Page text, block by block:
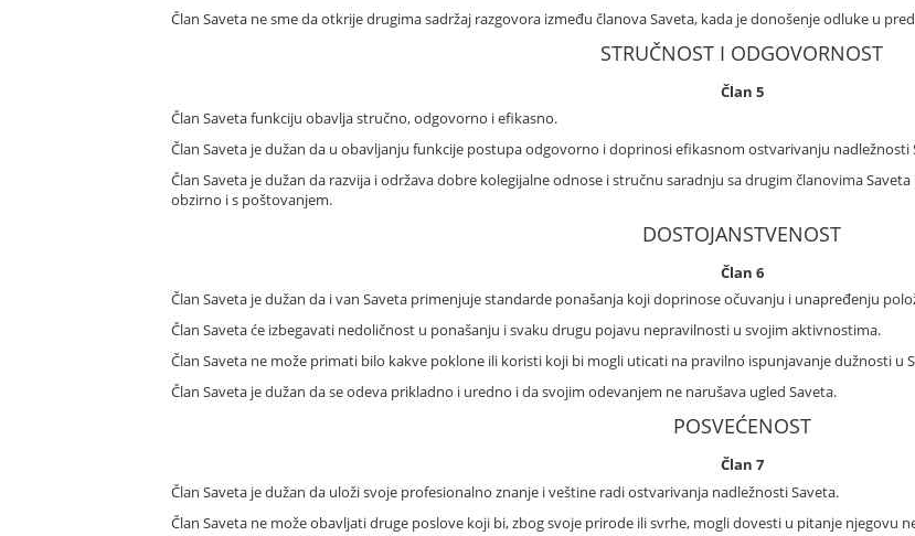
Član Saveta ne sme da otkrije drugima sadržaj razgovora između članova Saveta, kada je donošenje odluke u
STRUČNOST I ODGOVORNOST
Član 5
Član Saveta funkciju obavlja stručno, odgovorno i efikasno.
Član Saveta je dužan da u obavljanju funkcije postupa odgovorno i doprinosi efikasnom ostvarivanju nadležnosti
Član Saveta je dužan da razvija i održava dobre kolegijalne odnose i stručnu saradnju sa drugim članovima
obzirno i s poštovanjem.
DOSTOJANSTVENOST
Član 6
Član Saveta je dužan da i van Saveta primenjuje standarde ponašanja koji doprinose očuvanju i unapređenju
Član Saveta će izbegavati nedoličnost u ponašanju i svaku drugu pojavu nepravilnosti u svojim aktivnostima.
Član Saveta ne može primati bilo kakve poklone ili koristi koji bi mogli uticati na pravilno ispunjavanje dužnosti u
Član Saveta je dužan da se odeva prikladno i uredno i da svojim odevanjem ne narušava ugled Saveta.
POSVEĆENOST
Član 7
Član Saveta je dužan da uloži svoje profesionalno znanje i veštine radi ostvarivanja nadležnosti Saveta.
Član Saveta ne može obavljati druge poslove koji bi, zbog svoje prirode ili svrhe, mogli dovesti u pitanje njegovu